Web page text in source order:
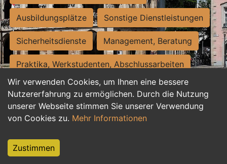
Wir verwenden Cookies, um Ihnen eine bessere
Nutzererfahrung zu ermöglichen. Durch die Nutzung
unserer Webseite stimmen Sie unserer Verwendung
von Cookies zu. Mehr Informationen
Zustimmen
Ausbildungsplätze Sonstige Dienstleistungen
Sicherheitsdienste Management, Beratung
Praktika, Werkstudenten, Abschlussarbeiten
Personalwesen Assistenz, Sekretariat
Hilfskräfte, Aushilfs- und Nebenjobs
Weiterbildung, Studium, duale Ausbildung